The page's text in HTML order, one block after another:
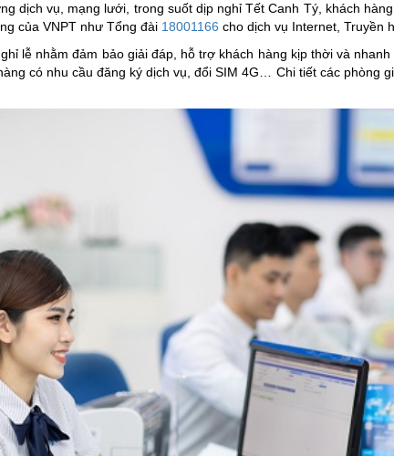
dịch vụ, mạng lưới, trong suốt dịp nghỉ Tết Canh Tý, khách
của VNPT như Tổng đài 18001166 cho dịch vụ Internet, Truyền
lễ nhằm đảm bảo giải đáp, hỗ trợ khách hàng kịp thời và
có nhu cầu đăng ký dịch vụ, đổi SIM 4G… Chi tiết các phòng